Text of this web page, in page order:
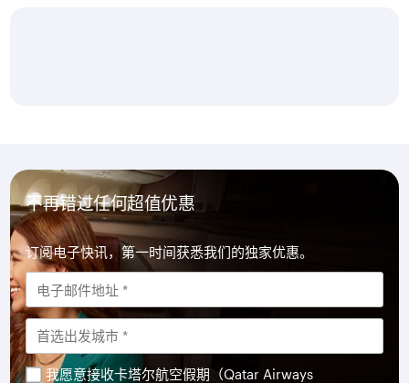
不再错过任何超值优惠
订阅电子快讯，第一时间获悉我们的独家优惠。
我愿意接收卡塔尔航空假期（Qatar Airways